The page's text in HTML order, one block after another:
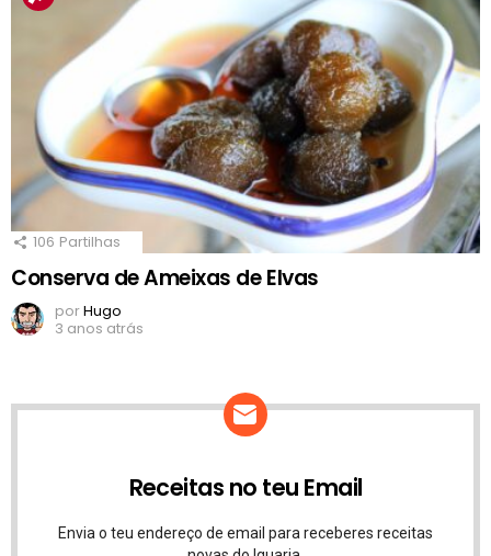
106 Partilhas
Conserva de Ameixas de Elvas
porHugo
3 anos atrás
Receitas no teu Email
Envia o teu endereço de email para receberes receitas